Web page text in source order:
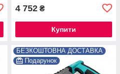
4 752 ₴
Купити
БЕЗКОШТОВНА ДОСТАВКА
Подарунок